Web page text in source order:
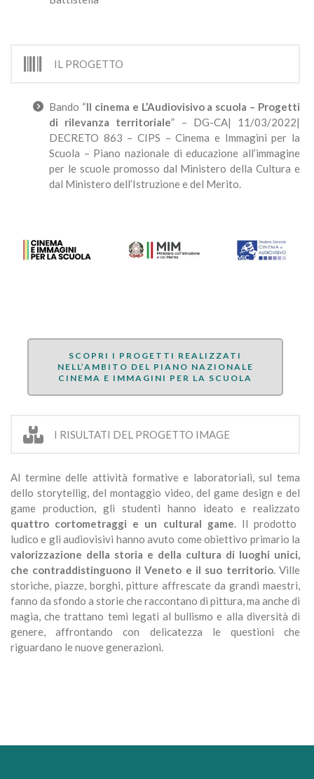
IL PROGETTO
Bando “Il cinema e L’Audiovisivo a scuola – Progetti
di rilevanza territoriale” – DG-CA| 11/03/2022|
DECRETO 863 – CIPS – Cinema e Immagini per la
Scuola – Piano nazionale di educazione all’immagine
per le scuole promosso dal Ministero della Cultura e
dal Ministero dell’Istruzione e del Merito.
SCOPRI I PROGETTI REALIZZATI
NELL’AMBITO DEL PIANO NAZIONALE
CINEMA E IMMAGINI PER LA SCUOLA
I RISULTATI DEL PROGETTO IMAGE
Al termine delle attività formative e laboratoriali, sul tema
dello storytellig, del montaggio video, del game design e del
game production, gli studenti hanno ideato e realizzato
quattro cortometraggi e un cultural game. Il prodotto
ludico e gli audiovisivi hanno avuto come obiettivo primario la
valorizzazione della storia e della cultura di luoghi unici,
che contraddistinguono il Veneto e il suo territorio. Ville
storiche, piazze, borghi, pitture affrescate da grandi maestri,
fanno da sfondo a storie che raccontano di pittura, ma anche di
magia, che trattano temi legati al bullismo e alla diversità di
genere, affrontando con delicatezza le questioni che
riguardano le nuove generazioni.